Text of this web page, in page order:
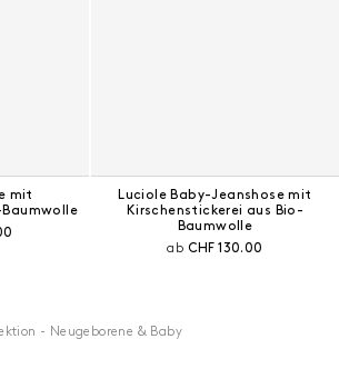
mit
Baumwolle
Luciole Baby-Jeanshose mit
Kirschenstickerei aus Bio-
Baumwolle
ab Aktueller Preis:
CHF 130.00
- Neugeborene & Baby